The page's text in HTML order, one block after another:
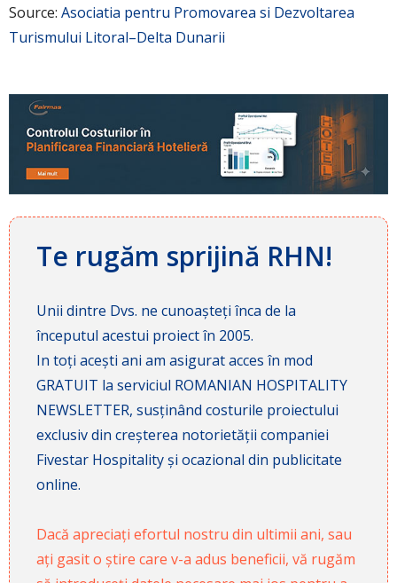
Source: Asociatia pentru Promovarea si Dezvoltarea
Turismului Litoral–Delta Dunarii
Te rugăm sprijină RHN!
Unii dintre Dvs. ne cunoașteți înca de la
începutul acestui proiect în 2005.
In toți acești ani am asigurat acces în mod
GRATUIT la serviciul ROMANIAN HOSPITALITY
NEWSLETTER, susținând costurile proiectului
exclusiv din creșterea notorietății companiei
Fivestar Hospitality și ocazional din publicitate
online.
Dacă apreciați efortul nostru din ultimii ani, sau
ați gasit o știre care v-a adus beneficii, vă rugăm